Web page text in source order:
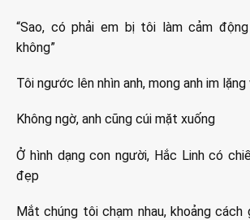
“Sao, có phải em bị tôi làm cảm
không”
Tôi ngước lên nhìn anh, mong anh im lặng
Không ngờ, anh cũng cúi mặt xuống
Ở hình dạng con người, Hắc Linh có
đẹp
Mắt chúng tôi chạm nhau, khoảng cách